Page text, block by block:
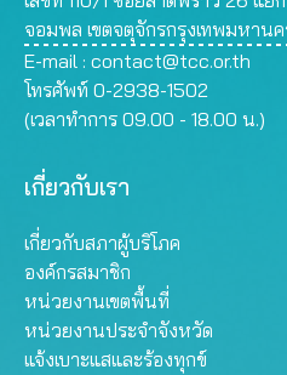
จอมพล เขตจตุจักรกรุงเทพมหาน
E-mail : contact@tcc.or.th
โทรศัพท์ 0-2938-1502
(เวลาทำการ 09.00 - 18.00 น.)
เกี่ยวกับเรา
เกี่ยวกับสภาผู้บริโภค
องค์กรสมาชิก
หน่วยงานเขตพื้นที่
หน่วยงานประจำจังหวัด
แจ้งเบาะแสและร้องทุกข์